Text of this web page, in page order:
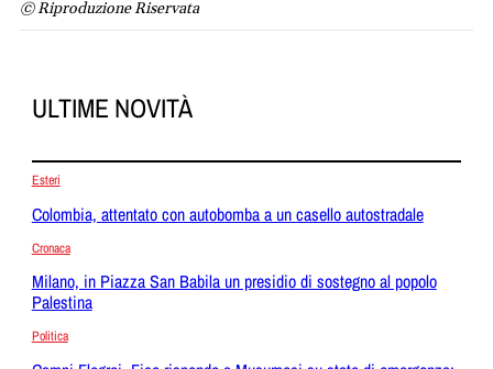
© Riproduzione Riservata
ULTIME NOVITÀ
Esteri
Colombia, attentato con autobomba a un casello autostradale
Cronaca
Milano, in Piazza San Babila un presidio di sostegno al popolo
Palestina
Politica